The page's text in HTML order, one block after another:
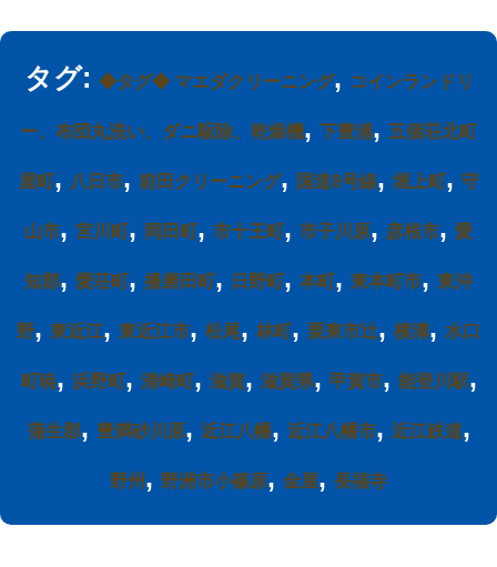
タグ: ◆タグ◆ マエダクリーニング, コインランドリ
ー、布団丸洗い、ダニ駆除、乾燥機, 下豊浦, 五個荘北町
屋町, 八日市, 前田クリーニング, 国道8号線, 堀上町, 守
山市, 宮川町, 岡田町, 市十王町, 市子川原, 彦根市, 愛
知郡, 愛荘町, 播磨田町, 日野町, 本町, 東本町市, 東沖
野, 東近江, 東近江市, 松尾, 林町, 栗東市辻, 横溝, 水口
町暁, 浜野町, 清崎町, 滋賀, 滋賀県, 甲賀市, 能登川駅,
蒲生郡, 豊満砂川原, 近江八幡, 近江八幡市, 近江鉄道,
野州 , 野洲市小篠原, 金屋, 長福寺